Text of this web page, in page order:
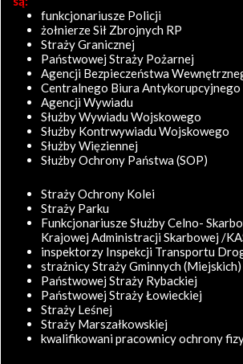
funkcjonariusze Policji
żołnierze Sił Zbrojnych RP
Straży Granicznej
Państwowej Straży Pożarnej
Agencji Bezpieczeństwa
Centralnego Biura Antykorupcyjnego
Agencji Wywiadu
Służby Wywiadu Wojskowego
Służby Kontrwywiadu Wojskowego
Służby Więziennej
Służby Ochrony Państwa (SOP)
Straży Ochrony Kolei
Straży Parku
Funkcjonariusze Służby Celno-
Krajowej Administracji Skarbowej /
inspektorzy Inspekcji Transportu
strażnicy Straży Gminnych (Miejskich)
Państwowej Straży Rybackiej
Państwowej Straży Łowieckiej
Straży Leśnej
Straży Marszałkowskiej
kwalifikowani pracownicy ochrony